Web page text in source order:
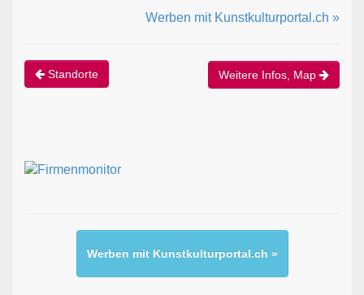
Werben mit Kunstkulturportal.ch »
Standorte Weitere Infos, Map
Werben mit Kunstkulturportal.ch »